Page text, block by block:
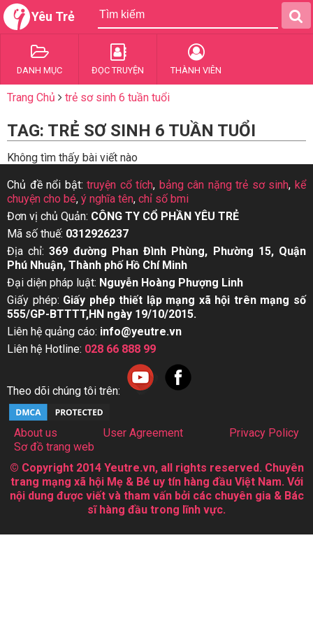
Yêu Trẻ
DANH MỤC ĐỌC TRUYỆN THÀNH VIÊN
Trang Chủ trẻ sơ sinh 6 tuần tuổi
TAG: TRẺ SƠ SINH 6 TUẦN TUỔI
Không tìm thấy bài viết nào
Chủ đề nổi bật:truyện cổ tích, bảng cân nặng trẻ sơ sinh,kể
chuyện cho bé, ý nghĩa tên, chỉ số bmi
Đơn vị chủ Quản: CÔNG TY CỔ PHẦN YÊU TRẺ
Mã số thuế: 0312926237
Địa chỉ:369 đường Phan Đình Phùng, Phường 15, Quận
Phú Nhuận, Thành phố Hồ Chí Minh
Đại diện pháp luật: Nguyễn Hoàng Phượng Linh
Giấy phép: Giấy phép thiết lập mạng xã hội trên mạng số
555/GP-BTTTT,HN ngày 19/10/2015.
Liên hệ quảng cáo: info@yeutre.vn
Liên hệ Hotline: 028 66 888 99
Theo dõi chúng tôi trên:
About us User Agreement
Privacy Policy
Sơ đồ trang web
© Copyright 2014 Yeutre.vn, all rights reserved. Chuyên
trang mạng xã hội Mẹ & Bé uy tín hàng đầu Việt Nam. Với
nội dung được viết và tham vấn bởi các chuyên gia & Bác
sĩ hàng đầu trong lĩnh vực.